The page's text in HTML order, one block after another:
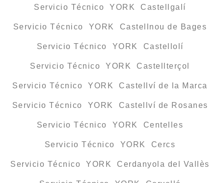
Servicio Técnico YORK Castellgalí
Servicio Técnico YORK Castellnou de Bages
Servicio Técnico YORK Castellolí
Servicio Técnico YORK Castellterçol
Servicio Técnico YORK Castellví de la Marca
Servicio Técnico YORK Castellví de Rosanes
Servicio Técnico YORK Centelles
Servicio Técnico YORK Cercs
Servicio Técnico YORK Cerdanyola del Vallès